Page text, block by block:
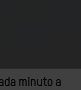
minuto a